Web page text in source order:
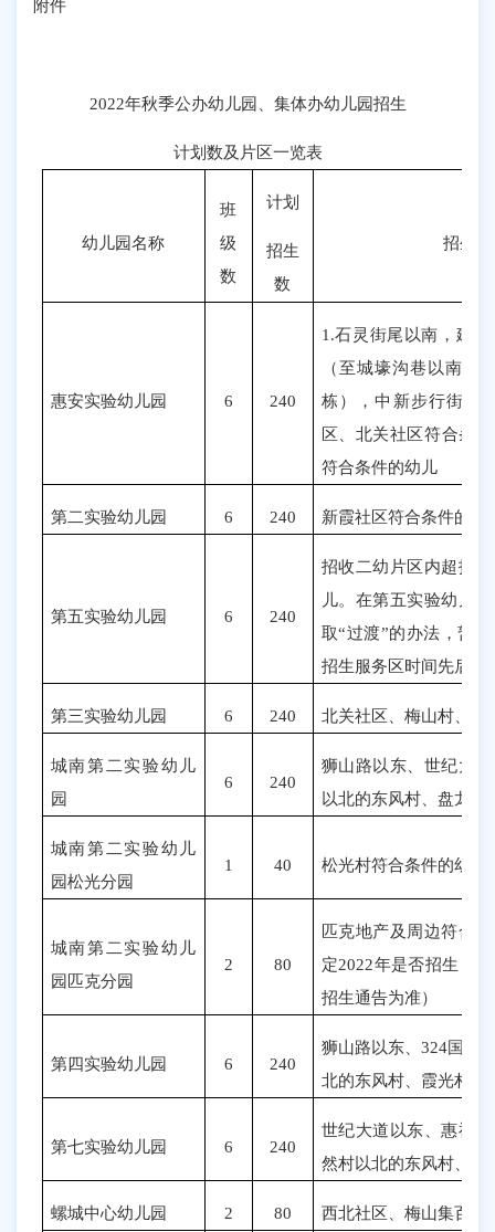
附件
2022年秋季公办幼儿园、集体办幼儿园招生
计划数及片区一览表
幼儿园名称
班
级
数
计划
招生
数
招生
惠安实验幼儿园 6 240
1.石灵街尾以南，建
（至城壕沟巷以南，
栋），中新步行街以
区、北关社区符合条
符合条件的幼儿
第二实验幼儿园 6 240 新霞社区符合条件的幼
第五实验幼儿园 6 240
招收二幼 片区内超招
儿。在第五实验幼
取“过渡”的办法，暂时
招生服务区时间先后顺
第三实验幼儿园 6 240 北关社区、梅山村、南
城南第二实验幼儿
园
6 240
狮山路以东、世纪大
以北的东风村、盘龙
城南第二实验幼儿
园松光分园
1 40 松光村符合条件的幼儿
城南第二实验幼儿
园匹克分园
2 80
匹克地产及周边符合
定2022年是否招生，
招生通告为准）
第四实验幼儿园 6 240
狮山路以东、324国道
北的东风村、霞光村符
第七实验幼儿园 6 240
世纪大道以东、惠福
然村以北的东风村、溪
螺城中心幼儿园 2 80 西北社区、梅山集百家